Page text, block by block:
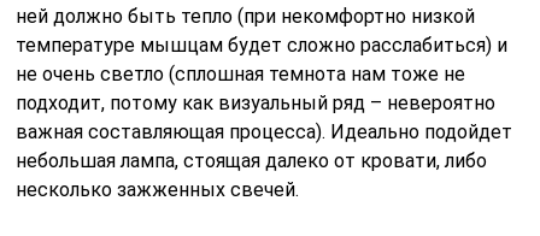
ней должно быть тепло (при некомфортно низкой
температуре мышцам будет сложно расслабиться) и
не очень светло (сплошная темнота нам тоже не
подходит, потому как визуальный ряд – невероятно
важная составляющая процесса). Идеально подойдет
небольшая лампа, стоящая далеко от кровати, либо
несколько зажженных свечей.